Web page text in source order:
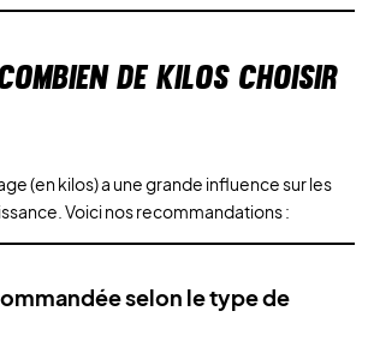
DE KILOS CHOISIR
(en kilos) a une grande influence sur les
Voici nos recommandations :
selon le type de